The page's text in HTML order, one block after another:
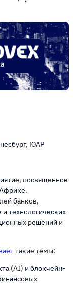
ЮАР
посвященное
банков,
технологических
решений и
такие темы:
(AI) и блокчейн-